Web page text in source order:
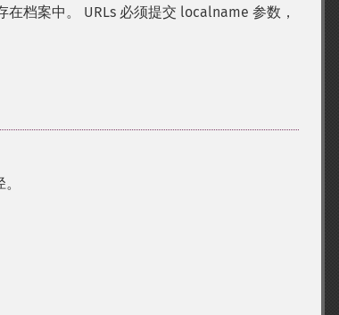
在档案中。 URLs 必须提交 localname 参数，